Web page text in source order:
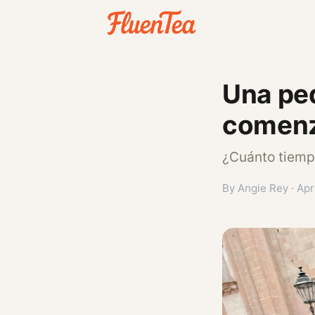
Una
¿Cuánto
By Angie Rey ·